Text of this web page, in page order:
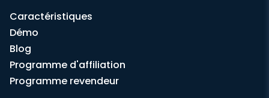
Caractéristiques
Démo
Blog
Programme d'affiliation
Programme revendeur